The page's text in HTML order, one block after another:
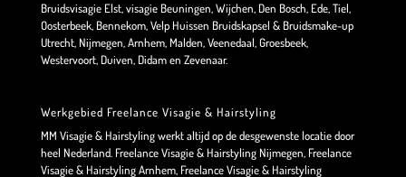
Bruidsvisagie Elst, visagie Beuningen, Wijchen, Den Bosch, Ede, Tiel,
Oosterbeek, Bennekom, Velp Huissen Bruidskapsel & Bruidsmake-up
Utrecht, Nijmegen, Arnhem, Malden, Veenedaal, Groesbeek,
Westervoort, Duiven, Didam en Zevenaar.
Werkgebied Freelance Visagie & Hairstyling
MM Visagie & Hairstyling werkt altijd op de desgewenste locatie door
heel Nederland. Freelance Visagie & Hairstyling Nijmegen, Freelance
Visagie & Hairstyling Arnhem, Freelance Visagie & Hairstyling